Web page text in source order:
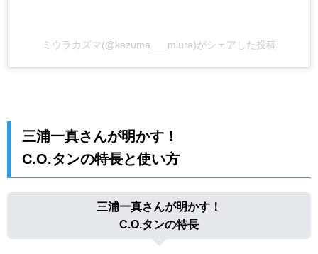
ミウラカズマ(@kazuma___miura)がシェアした投稿
三浦一真さんが明かす！
C.O.タンの特長と使い方
三浦一真さんが明かす！
C.O.タンの特長